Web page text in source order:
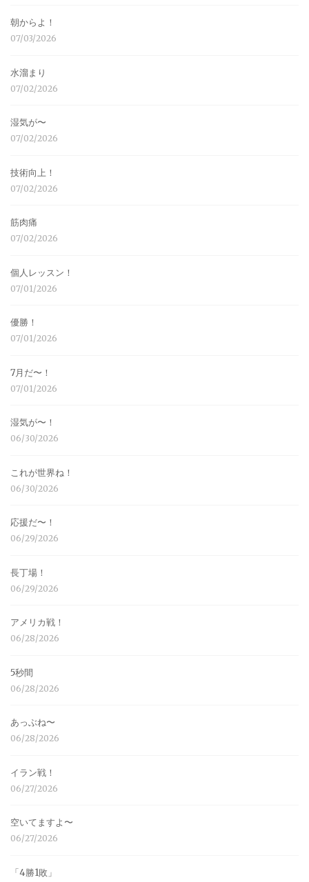
朝からよ！
07/03/2026
水溜まり
07/02/2026
湿気が〜
07/02/2026
技術向上！
07/02/2026
筋肉痛
07/02/2026
個人レッスン！
07/01/2026
優勝！
07/01/2026
7月だ〜！
07/01/2026
湿気が〜！
06/30/2026
これが世界ね！
06/30/2026
応援だ〜！
06/29/2026
長丁場！
06/29/2026
アメリカ戦！
06/28/2026
5秒間
06/28/2026
あっぶね〜
06/28/2026
イラン戦！
06/27/2026
空いてますよ〜
06/27/2026
「4勝1敗」